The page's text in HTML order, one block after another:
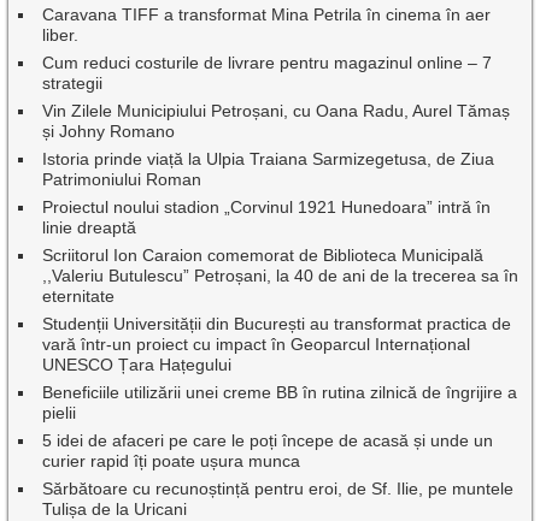
Caravana TIFF a transformat Mina Petrila în cinema în aer
liber.
Cum reduci costurile de livrare pentru magazinul online – 7
strategii
Vin Zilele Municipiului Petroșani, cu Oana Radu, Aurel Tămaș
și Johny Romano
Istoria prinde viață la Ulpia Traiana Sarmizegetusa, de Ziua
Patrimoniului Roman
Proiectul noului stadion „Corvinul 1921 Hunedoara” intră în
linie dreaptă
Scriitorul Ion Caraion comemorat de Biblioteca Municipală
,,Valeriu Butulescu” Petroșani, la 40 de ani de la trecerea sa în
eternitate
Studenții Universității din București au transformat practica de
vară într-un proiect cu impact în Geoparcul Internațional
UNESCO Țara Hațegului
Beneficiile utilizării unei creme BB în rutina zilnică de îngrijire a
pielii
5 idei de afaceri pe care le poți începe de acasă și unde un
curier rapid îți poate ușura munca
Sărbătoare cu recunoștință pentru eroi, de Sf. Ilie, pe muntele
Tulișa de la Uricani